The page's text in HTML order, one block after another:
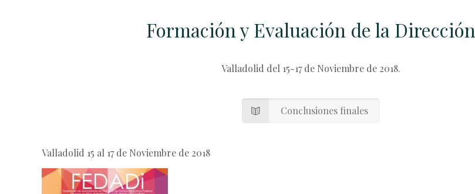
Formación y Evaluación de la Dirección
Valladolid del 15-17 de Noviembre de 2018.
Conclusiones finales
Valladolid 15 al 17 de Noviembre de 2018